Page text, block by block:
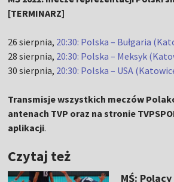
[TERMINARZ]
26 sierpnia, 20:30: Polska – Bułgaria
28 sierpnia, 20:30: Polska – Meksyk
30 sierpnia, 20:30: Polska – USA
Transmisje wszystkich meczów
antenach TVP oraz na stronie
aplikacji.
Czytaj też
MŚ: